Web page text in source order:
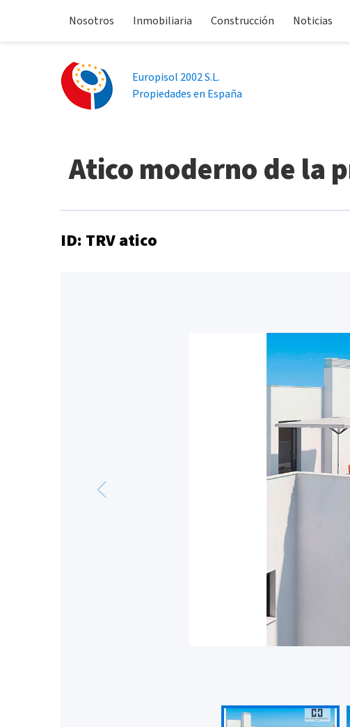
Nosotros Inmobiliaria Construcción Noticias
Europisol 2002 S.L.
Propiedades en España
Atico moderno de la
ID: TRV atico